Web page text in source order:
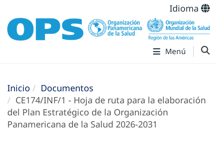
Idioma
Menú
Inicio
Documentos
CE174/INF/1 - Hoja de ruta para la elaboración
del Plan Estratégico de la Organización
Panamericana de la Salud 2026-2031